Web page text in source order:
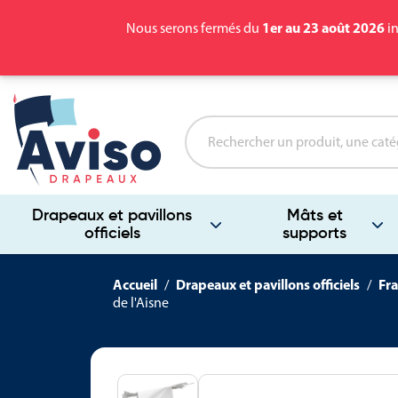
Nous serons fermés du 1er au 23 août 2026
Drapeaux et pavillons
officiels
Mâts et
supports
Accueil Drapeaux et pavillons officiels
de l'Aisne